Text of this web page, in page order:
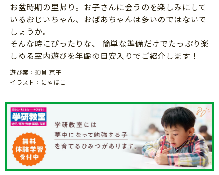
小学1年生
小学2年生
小学3年生
小学4年生
小学5年生
小学6年生
イベント
ニュース
そだち＆まなび
ワーク・ドリル
幼稚園・保育園
小学校
教育・学習
絵本・読み聞かせ
自由研究・工作
読書感想文
こそだて生活
住まい
ファッション・美容
行事・イベント
トラブル
親子でいっしょに
人間関係
こそだてマンガ
お盆時期の里帰り。お子さんに会うのを楽しみにして
いるおじいちゃん、おばあちゃんは多いのではないで
しょうか。
そんな時にぴったりな、 簡単な準備だけでたっぷり楽
しめる室内遊びを年齢の目安入りでご紹介します！
遊び案：須貝 京子
イラスト：にゃほこ